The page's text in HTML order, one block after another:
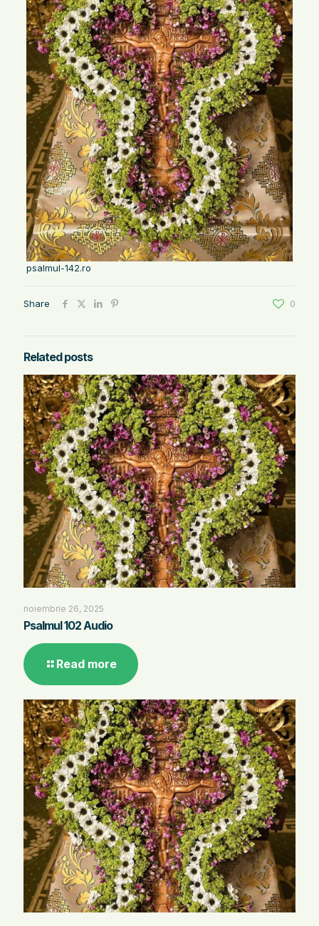
psalmul-142.ro
Share 0
Related posts
noiembrie 26, 2025
Psalmul 102 Audio
Read more